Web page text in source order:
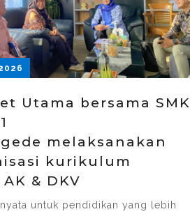
Utama bersama SMK
melaksanakan
kurikulum
& DKV
untuk pendidikan yang lebih